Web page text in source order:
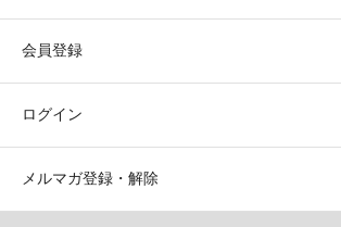
会員登録
ログイン
メルマガ登録・解除